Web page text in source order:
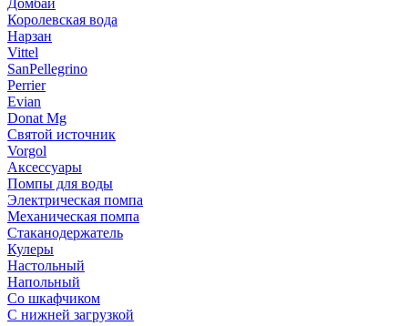
Домбай
Королевская вода
Нарзан
Vittel
SanPellegrino
Perrier
Evian
Donat Mg
Святой источник
Vorgol
Аксессуары
Помпы для воды
Электрическая помпа
Механическая помпа
Стаканодержатель
Кулеры
Настольный
Напольный
Со шкафчиком
С нижней загрузкой